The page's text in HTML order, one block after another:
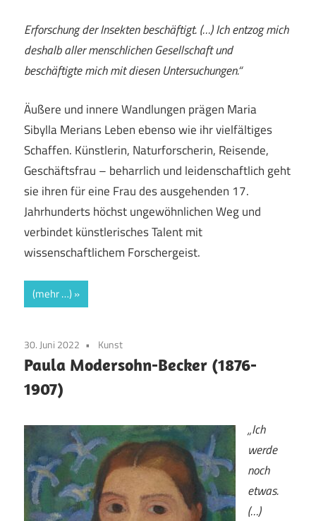
Erforschung der Insekten beschäftigt. (…) Ich entzog mich
deshalb aller menschlichen Gesellschaft und
beschäftigte mich mit diesen Untersuchungen.“
Äußere und innere Wandlungen prägen Maria
Sibylla Merians Leben ebenso wie ihr vielfältiges
Schaffen. Künstlerin, Naturforscherin, Reisende,
Geschäftsfrau – beharrlich und leidenschaftlich geht
sie ihren für eine Frau des ausgehenden 17.
Jahrhunderts höchst ungewöhnlichen Weg und
verbindet künstlerisches Talent mit
wissenschaftlichem Forschergeist.
(mehr …)
30. Juni 2022 Kunst
Paula Modersohn-Becker (1876-
1907)
„Ich
werde
noch
etwas.
(…)